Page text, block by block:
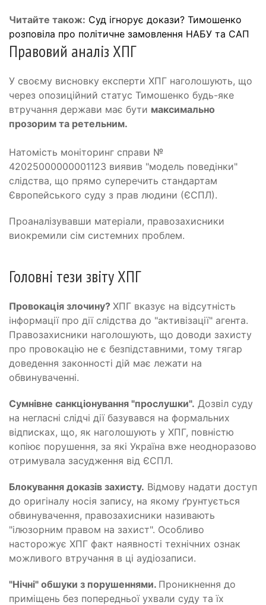
Читайте також: Суд ігнорує докази? Тимошенко
розповіла про політичне замовлення НАБУ та САП
Правовий аналіз ХПГ
У своєму висновку експерти ХПГ наголошують, що
через опозиційний статус Тимошенко будь-яке
втручання держави має бути максимально
прозорим та ретельним.
Натомість моніторинг справи №
42025000000001123 виявив "модель поведінки"
слідства, що прямо суперечить стандартам
Європейського суду з прав людини (ЄСПЛ).
Проаналізувавши матеріали, правозахисники
виокремили сім системних проблем.
Головні тези звіту ХПГ
Провокація злочину? ХПГ вказує на відсутність
інформації про дії слідства до "активізації" агента.
Правозахисники наголошують, що доводи захисту
про провокацію не є безпідставними, тому тягар
доведення законності дій має лежати на
обвинуваченні.
Сумнівне санкціонування "прослушки". Дозвіл суду
на негласні слідчі дії базувався на формальних
відписках, що, як наголошують у ХПГ, повністю
копіює порушення, за які Україна вже неодноразово
отримувала засудження від ЄСПЛ.
Блокування доказів захисту. Відмову надати доступ
до оригіналу носія запису, на якому ґрунтується
обвинувачення, правозахисники називають
"ілюзорним правом на захист". Особливо
насторожує ХПГ факт наявності технічних ознак
можливого втручання в ці аудіозаписи.
"Нічні" обшуки з порушеннями. Проникнення до
приміщень без попередньої ухвали суду та їх